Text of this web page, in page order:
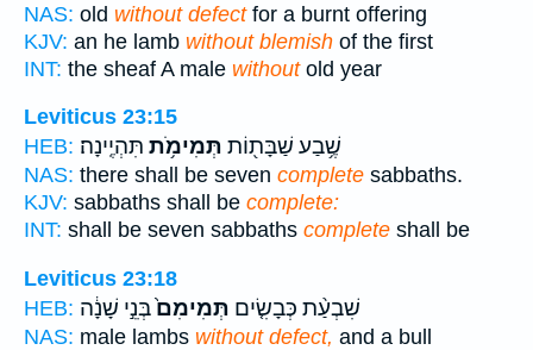
NAS: old without defectfor a burnt offering
KJV: an he lamb without blemish of the first
INT: the sheaf A male withoutold year
Leviticus 23:15
HEB:
שֶׁ֥בַע שַׁבָּת֖וֹת תְּמִימֹ֥ת תִּהְיֶֽינָה׃
NAS: there shall be seven complete sabbaths.
KJV: sabbaths shall be complete:
INT: shall be seven sabbaths complete shall be
Leviticus 23:18
HEB:
שִׁבְעַ֨ת כְּבָשִׂ֤ים תְּמִימִם֙בְּנֵ֣י שָׁנָ֔ה
NAS: male lambs without defect, and a bull